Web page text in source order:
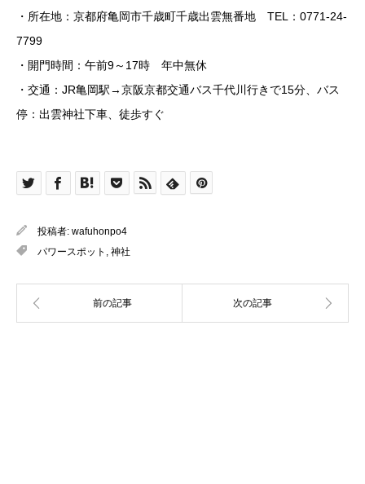
・所在地：京都府亀岡市千歳町千歳出雲無番地 TEL：0771-24-
7799
・開門時間：午前9～17時 年中無休
・交通：JR亀岡駅→京阪京都交通バス千代川行きで15分、バス
停：出雲神社下車、徒歩すぐ
投稿者: wafuhonpo4
パワースポット , 神社